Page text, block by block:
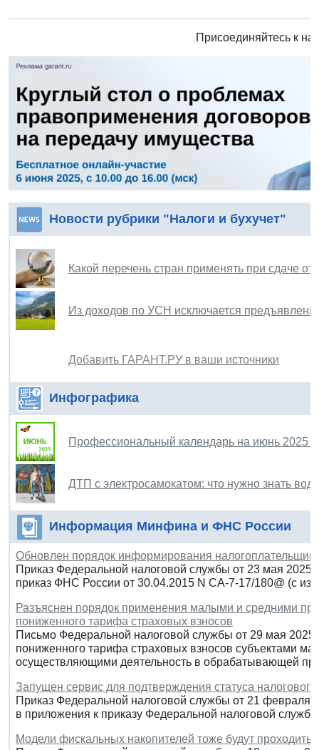
Присоединяйтесь к
Новости рубрики "Налоги и бухучет"
Какой перечень стран применять при сдаче
Из доходов по УСН исключается
Добавить ГАРАНТ.РУ в ваши источники
Инфографика
Профессиональный календарь на июнь 2025
ДТП с электросамокатом: что нужно знать
Информация Минфина и ФНС России
Обновлен порядок информирования
Приказ Федеральной налоговой службы от 23 мая
приказ ФНС России от 30.04.2015 N СА-7-17/180@ (с
Разъяснен порядок применения малыми и средними
пониженного тарифа страховых взносов
Письмо Федеральной налоговой службы от 29 мая
пониженного тарифа страховых взносов субъектами
осуществляющими деятельность в обрабатывающей
Запущен сервис для подтверждения статуса
Приказ Федеральной налоговой службы от 21 февраля
в приложения к приказу Федеральной налоговой
Модели фискальных накопителей тоже будут проходить